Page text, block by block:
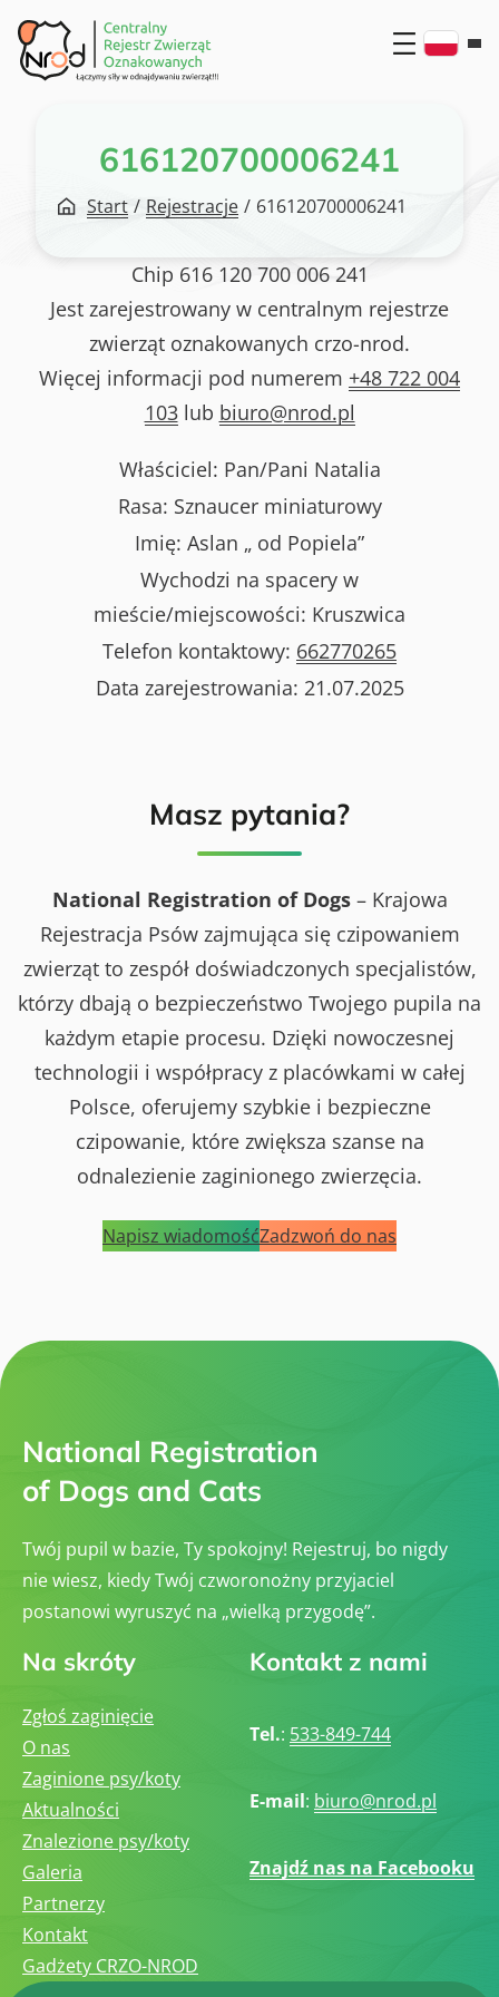
Przejdź
do
treści
616120700006241
Start / Rejestracje / 616120700006241
Chip 616 120 700 006 241
Jest zarejestrowany w centralnym rejestrze
zwierząt oznakowanych crzo-nrod.
Więcej informacji pod numerem +48 722 004
103lub biuro@nrod.pl
Właściciel: Pan/Pani Natalia
Rasa: Sznaucer miniaturowy
Imię: Aslan „ od Popiela”
Wychodzi na spacery w
mieście/miejscowości: Kruszwica
Telefon kontaktowy: 662770265
Data zarejestrowania: 21.07.2025
Masz pytania?
National Registration of Dogs– Krajowa
Rejestracja Psów zajmująca się czipowaniem
zwierząt to zespół doświadczonych specjalistów,
którzy dbają o bezpieczeństwo Twojego pupila na
każdym etapie procesu. Dzięki nowoczesnej
technologii i współpracy z placówkami w całej
Polsce, oferujemy szybkie i bezpieczne
czipowanie, które zwiększa szanse na
odnalezienie zaginionego zwierzęcia.
Napisz wiadomośćZadzwoń do nas
National Registration
of Dogs and Cats
Twój pupil w bazie, Ty spokojny! Rejestruj, bo nigdy
nie wiesz, kiedy Twój czworonożny przyjaciel
postanowi wyruszyć na „wielką przygodę”.
Na skróty
Zgłoś zaginięcie
O nas
Zaginione psy/koty
Aktualności
Znalezione psy/koty
Galeria
Partnerzy
Kontakt
Gadżety CRZO-NROD
Kontakt z nami
Tel.: 533-849-744
E-mail: biuro@nrod.pl
Znajdź nas na Facebooku